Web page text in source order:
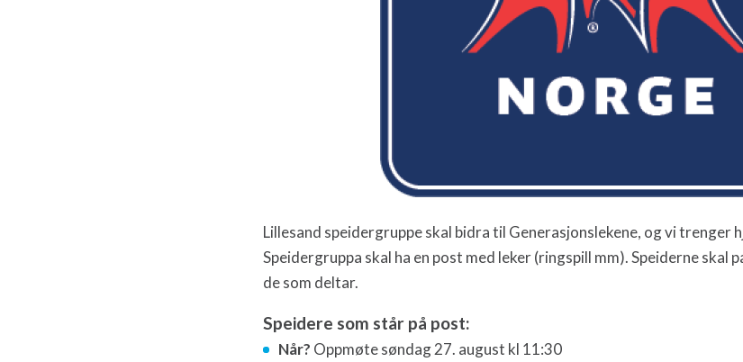
Lillesand speidergruppe skal bidra til Generasjonslekene, og vi trenger
Speidergruppa skal ha en post med leker (ringspill mm). Speiderne skal
de som deltar.
Speidere som står på post:
Når? Oppmøte søndag 27. august kl 11:30